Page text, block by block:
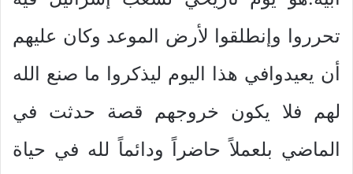
تحرروا وإنطلقوا لأرض الموعد وكان عليهم
أن يعيدوافي هذا اليوم ليذكروا ما صنع الله
لهم فلا يكون خروجهم قصة حدثت في
الماضي بلعملاً حاضراً ودائماً لله في حياة